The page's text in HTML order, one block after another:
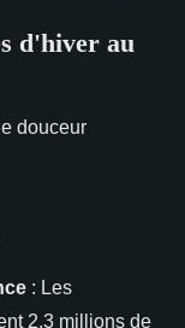
d'hiver au
douceur
: Les
2,3 millions de